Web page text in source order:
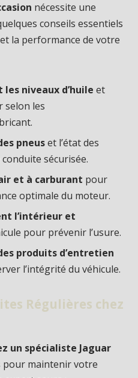
nécessite une
conseils essentiels
la performance de votre
niveaux d’huile et
selon les
pneuset l’état des
sécurisée.
et à carburant pour
optimale du moteur.
l’intérieur et
pour prévenir l’usure.
produits d’entretien
l’intégrité du véhicule.
Régulières chez
un spécialiste Jaguar
pour maintenir votre